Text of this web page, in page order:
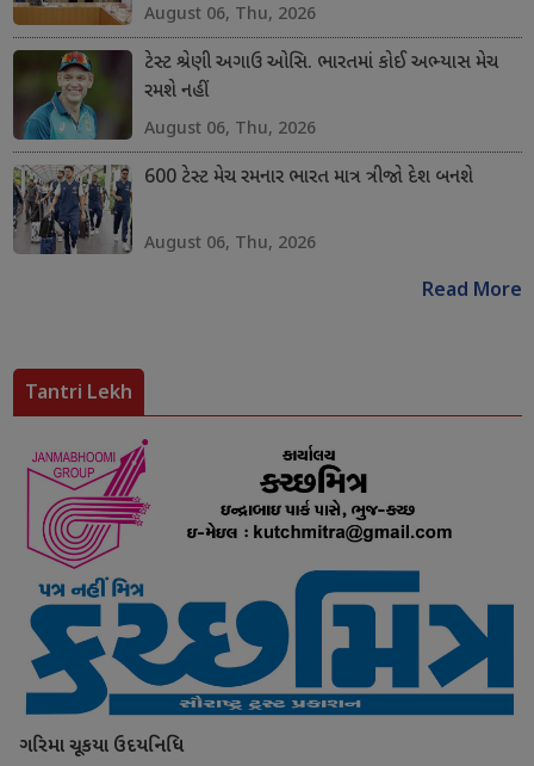
August 06, Thu, 2026
ટેસ્ટ શ્રેણી અગાઉ ઓસિ. ભારતમાં કોઈ અભ્યાસ મેચ
રમશે નહીં
August 06, Thu, 2026
600 ટેસ્ટ મેચ રમનાર ભારત માત્ર ત્રીજો દેશ બનશે
August 06, Thu, 2026
Read More
Tantri Lekh
ગરિમા ચૂકયા ઉદયનિધિ